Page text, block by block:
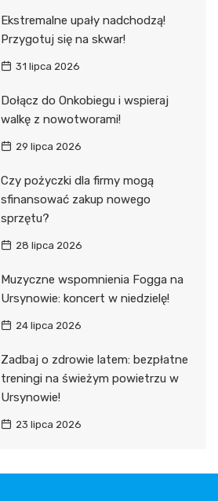
Ekstremalne upały nadchodzą!
Przygotuj się na skwar!
31 lipca 2026
Dołącz do Onkobiegu i wspieraj
walkę z nowotworami!
29 lipca 2026
Czy pożyczki dla firmy mogą
sfinansować zakup nowego
sprzętu?
28 lipca 2026
Muzyczne wspomnienia Fogga na
Ursynowie: koncert w niedzielę!
24 lipca 2026
Zadbaj o zdrowie latem: bezpłatne
treningi na świeżym powietrzu w
Ursynowie!
23 lipca 2026